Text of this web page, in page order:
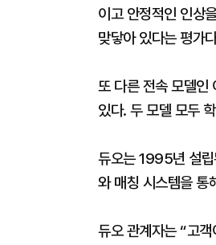
이고 안정적인 인상
맞닿아 있다는 평가
또 다른 전속 모델인
있다. 두 모델 모두
듀오는 1995년 설립
와 매칭 시스템을 통
듀오 관계자는 “고